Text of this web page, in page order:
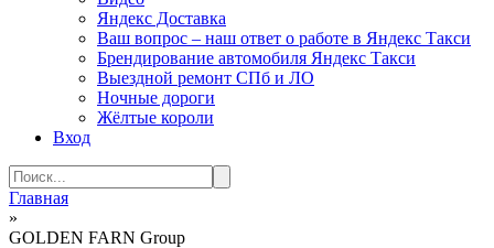
Яндекс Доставка
Ваш вопрос – наш ответ о работе в Яндекс Такси
Брендирование автомобиля Яндекс Такси
Выездной ремонт СПб и ЛО
Ночные дороги
Жёлтые короли
Вход
Search
for:
Главная
»
GOLDEN FARN Group